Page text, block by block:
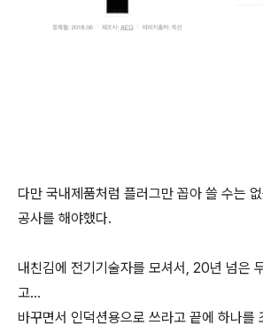
다만 국내제품처럼 플러그만 꼽아 쓸 수는
공사를 해야했다.
내친김에 전기기술자를 모셔서, 20년 넘은
고...
바꾸면서 인덕션용으로 쓰라고 끝에 하나를